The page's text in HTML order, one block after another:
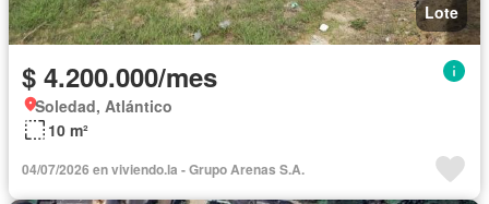
Lote
$ 4.200.000/mes
Soledad, Atlántico
10 m²
04/07/2026 en viviendo.la - Grupo Arenas S.A.